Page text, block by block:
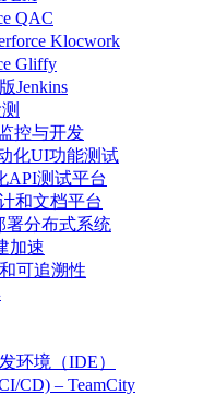
QAC
Klocwork
Gliffy
Jenkins
控与开发
化UI功能测试
API测试平台
和文档平台
署分布式系统
加速
可追溯性
环境（IDE）
CD) – TeamCity